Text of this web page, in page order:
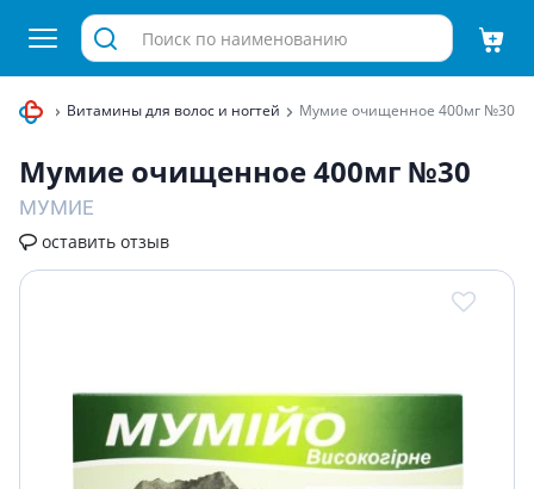
Витамины для волос и ногтей Мумие очищенное 400мг №30
Мумие очищенное 400мг №30
МУМИЕ
оставить отзыв